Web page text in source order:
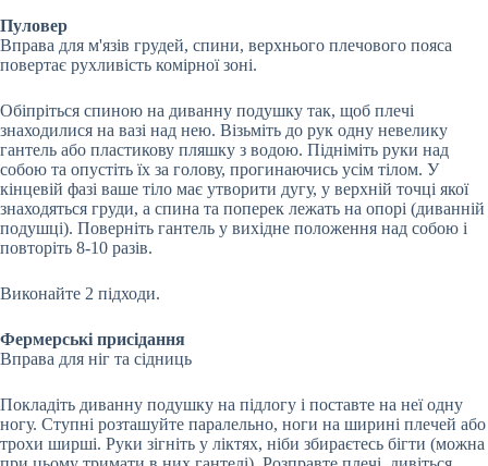
Пуловер
Вправа для м'язів грудей, спини, верхнього плечового пояса
повертає рухливість комірної зоні.
Обіпріться спиною на диванну подушку так, щоб плечі
знаходилися на вазі над нею. Візьміть до рук одну невелику
гантель або пластикову пляшку з водою. Підніміть руки над
собою та опустіть їх за голову, прогинаючись усім тілом. У
кінцевій фазі ваше тіло має утворити дугу, у верхній точці якої
знаходяться груди, а спина та поперек лежать на опорі (диванній
подушці). Поверніть гантель у вихідне положення над собою і
повторіть 8-10 разів.
Виконайте 2 підходи.
Фермерські присідання
Вправа для ніг та сідниць
Покладіть диванну подушку на підлогу і поставте на неї одну
ногу. Ступні розташуйте паралельно, ноги на ширині плечей або
трохи ширші. Руки зігніть у ліктях, ніби збираєтесь бігти (можна